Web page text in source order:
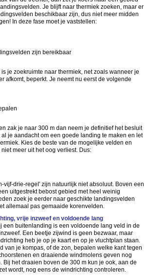
Je blijft naar thermiek zoeken, maar er
beschikbaar zijn, dus niet meer midden
In deze fase moet je vaststellen:
zijn bereikbaar
is je zoekruimte naar thermiek, net zoals wanneer je
afkomt, beperkt. Je neemt nu eerst de volgende
zak je naar 300 m dan neem je definitief het besluit
je aandacht om een goede landing te maken en let
Kies de beste van de mogelijke velden en
meer uit het oog verliest. Dus:
vijf-drie-regel' zijn natuurlijk niet absoluut. Boven een
uitgestrekt bebost gebied met heel weinig
zoek je eerder naar geschikte landingsvelden
allemaal pas gemaaide korenvelden.
vrije inzweef en voldoende lang
een buitenlanding is een voldoende lang veld in de
Een beetje zijwind is geen bezwaar, maar
heb je op je kaart en op je vluchtplan staan.
van je kompas, of de zon, bepalen welke kant tegen
en draaiende windmolens geven nog
Bij het draaien boven de 300 m kun je ook, aan de
wordt, nog eens de windrichting controleren.